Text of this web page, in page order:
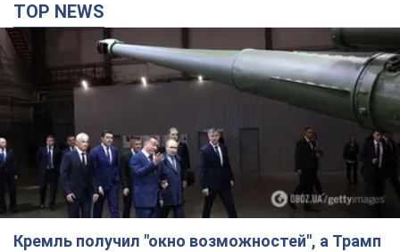
TOP NEWS
Кремль получил "окно возможностей", а Трамп